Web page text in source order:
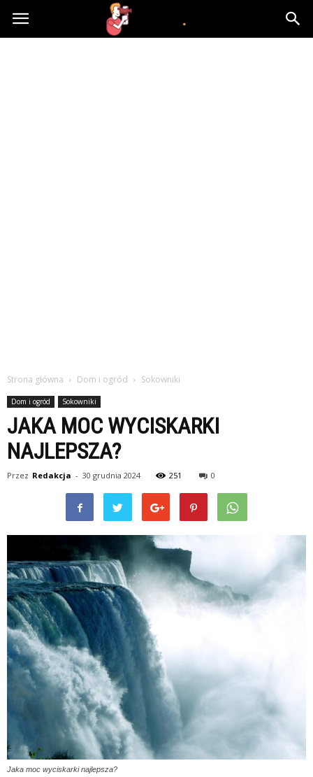
atvn.pl
Strona główna Dom i ogród Sokowniki
Dom i ogród Sokowniki
JAKA MOC WYCISKARKI
NAJLEPSZA?
Przez Redakcja - 30 grudnia 2024 251 0
Jaka moc wyciskarki najlepsza?